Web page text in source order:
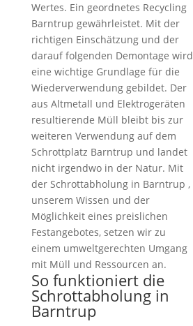
Wertes. Ein geordnetes Recycling
Barntrup gewährleistet. Mit der
richtigen Einschätzung und der
darauf folgenden Demontage wird
eine wichtige Grundlage für die
Wiederverwendung gebildet. Der
aus Altmetall und Elektrogeräten
resultierende Müll bleibt bis zur
weiteren Verwendung auf dem
Schrottplatz Barntrup und landet
nicht irgendwo in der Natur. Mit
der Schrottabholung in Barntrup ,
unserem Wissen und der
Möglichkeit eines preislichen
Festangebotes, setzen wir zu
einem umweltgerechten Umgang
mit Müll und Ressourcen an.
So funktioniert die
Schrottabholung in
Barntrup